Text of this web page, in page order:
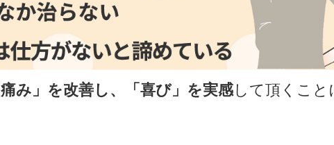
痛み」を改善し、「喜び」を実感して頂くこと